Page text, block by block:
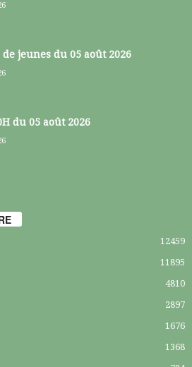
de jeunes du 05 août 2026
du 05 août 2026
12459
11895
4810
2897
1676
1368